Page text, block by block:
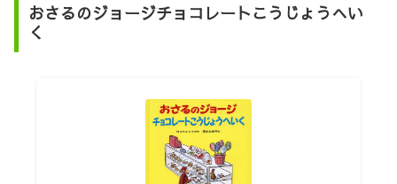
おさるのジョージチョコレートこうじょうへい
く